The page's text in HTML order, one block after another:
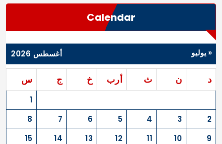
Calendar
أغسطس 2026
د ن ث أرب خ ج س
1
2
3
4
5
6
7
8
9
10
11
12
13
14
15
« يوليو